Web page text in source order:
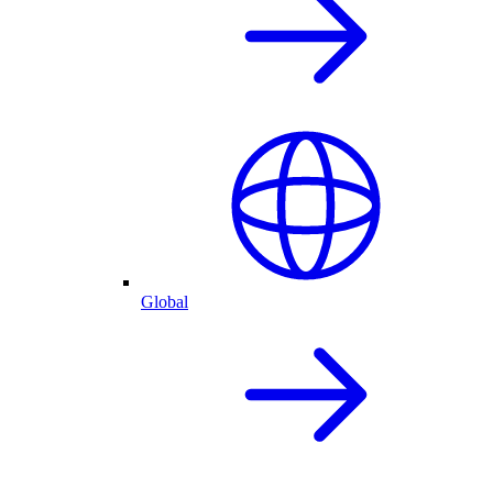
Global